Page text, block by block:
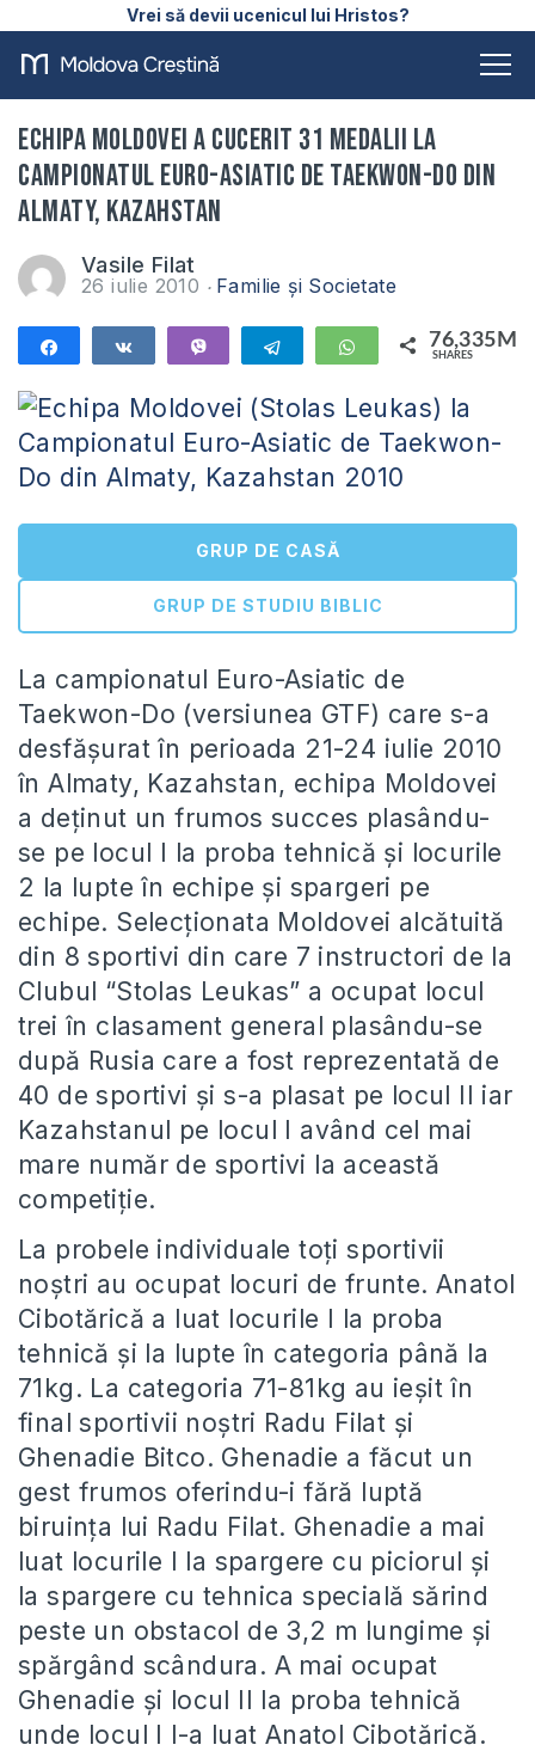
Vrei să devii ucenicul lui Hristos?
Echipa Moldovei a cucerit 31 medalii la
Campionatul Euro-Asiatic de Taekwon-Do din
Almaty, Kazahstan
Vasile Filat
26 iulie 2010 Familie și Societate
Share Share Telegram WhatsApp76,335M
SHARES
GRUP DE CASĂ
GRUP DE STUDIU BIBLIC
La campionatul Euro-Asiatic de
Taekwon-Do (versiunea GTF) care s-a
desfășurat în perioada 21-24 iulie 2010
în Almaty, Kazahstan, echipa Moldovei
a deținut un frumos succes plasându-
se pe locul I la proba tehnică și locurile
2 la lupte în echipe și spargeri pe
echipe. Selecționata Moldovei alcătuită
din 8 sportivi din care 7 instructori de la
Clubul “Stolas Leukas” a ocupat locul
trei în clasament general plasându-se
după Rusia care a fost reprezentată de
40 de sportivi și s-a plasat pe locul II iar
Kazahstanul pe locul I având cel mai
mare număr de sportivi la această
competiție.
La probele individuale toți sportivii
noștri au ocupat locuri de frunte. Anatol
Cibotărică a luat locurile I la proba
tehnică și la lupte în categoria până la
71kg. La categoria 71-81kg au ieșit în
final sportivii noștri Radu Filat și
Ghenadie Bitco. Ghenadie a făcut un
gest frumos oferindu-i fără luptă
biruința lui Radu Filat. Ghenadie a mai
luat locurile I la spargere cu piciorul și
la spargere cu tehnica specială sărind
peste un obstacol de 3,2 m lungime și
spărgând scândura. A mai ocupat
Ghenadie și locul II la proba tehnică
unde locul I l-a luat Anatol Cibotărică.